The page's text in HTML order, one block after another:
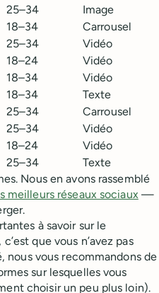
25–34
Image
18–34
Carrousel
25–34
Vidéo
18–24
Vidéo
18–34
Vidéo
18–34
Texte
25–34
Carrousel
25–34
Vidéo
18–24
Vidéo
25–34
Texte
Nous en avons rassemblé
meilleurs réseaux sociaux—
à savoir sur le
que vous n’avez pas
nous vous recommandons de
sur lesquelles vous
choisir un peu plus loin).